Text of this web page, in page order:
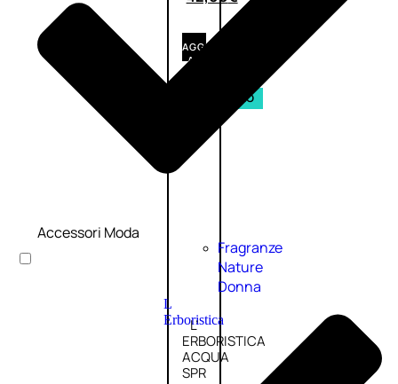
AGGIUNGI
AL
CARRELLO
PROMO
Fragranze
Nature
Donna
L
Erboristica
L’
ERBORISTICA
ACQUA
SPR
Accessori Moda